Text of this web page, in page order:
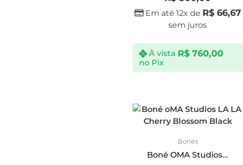
Em até 12x de R$66,67
sem juros
À vista R$ 760,00
no Pix
Bonés
Boné OMA Studios...